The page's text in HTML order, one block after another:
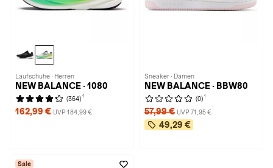
Laufschuhe · Herren
NEW BALANCE · 1080
(364) 1
162,99 € UVP 184,99 €
Sneaker · Damen
NEW BALANCE · BBW80
(0) 1
57,99 € UVP 71,95 €
49,29 €
Sale